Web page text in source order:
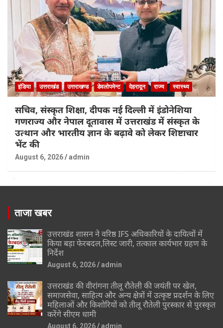
इंडिया उत्तराखंड उत्तराखण्ड डेवलोपमेन्ट देहरादून राज्य स्वास्थ्य
सचिव, संस्कृत शिक्षा, दीपक नई दिल्ली में इंडोनेशिया
गणराज्य और नेपाल दूतावास में उत्तराखंड में संस्कृत के
उत्थान और भारतीय ज्ञान के बढ़ावे को लेकर शिष्टाचार
भेंट की
August 6, 2026 admin
ताजा खबर
उत्तराखंड शासन ने वरिष्ठ IFS अधिकारियों के दायित्वों में
किया बड़ा फेरबदल,लिस्ट जारी, तत्काल कार्यभार ग्रहण के
निर्देश
August 6, 2026 admin
उत्तराखंड की वीरांगना तीलू रौतेली की जयंती पर खेल,
समाजसेवा, साहित्य और अन्य क्षेत्रों में उत्कृष्ट प्रदर्शन के लिए
महिलाओं और किशोरियों को तीलू रौतेली पुरस्कार से पुरस्कृत
करेंगे सीएम धामी
August 6, 2026 admin